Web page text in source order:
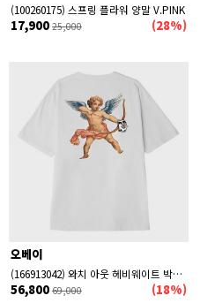
(100260175) 스프링 플라워 양말 V.PINK
17,900 25,000 (28%)
오베이
(166913042) 와치 아웃 헤비웨이트 박스 반팔티 WHITE
56,800 69,000 (18%)